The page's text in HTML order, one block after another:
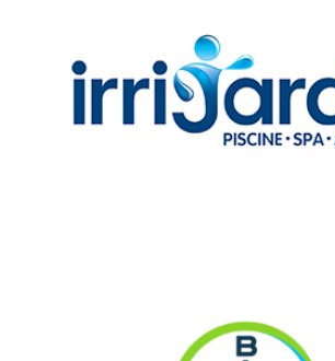
IRRIJARDIN, LOGISTIQUE
Place aux piscines à construire, accessoires
système d’arrosage dans nos
BAYER, LOGISTIQUE